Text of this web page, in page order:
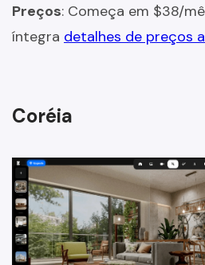
Preços: Começa em $38/
íntegra detalhes de preços
Coréia